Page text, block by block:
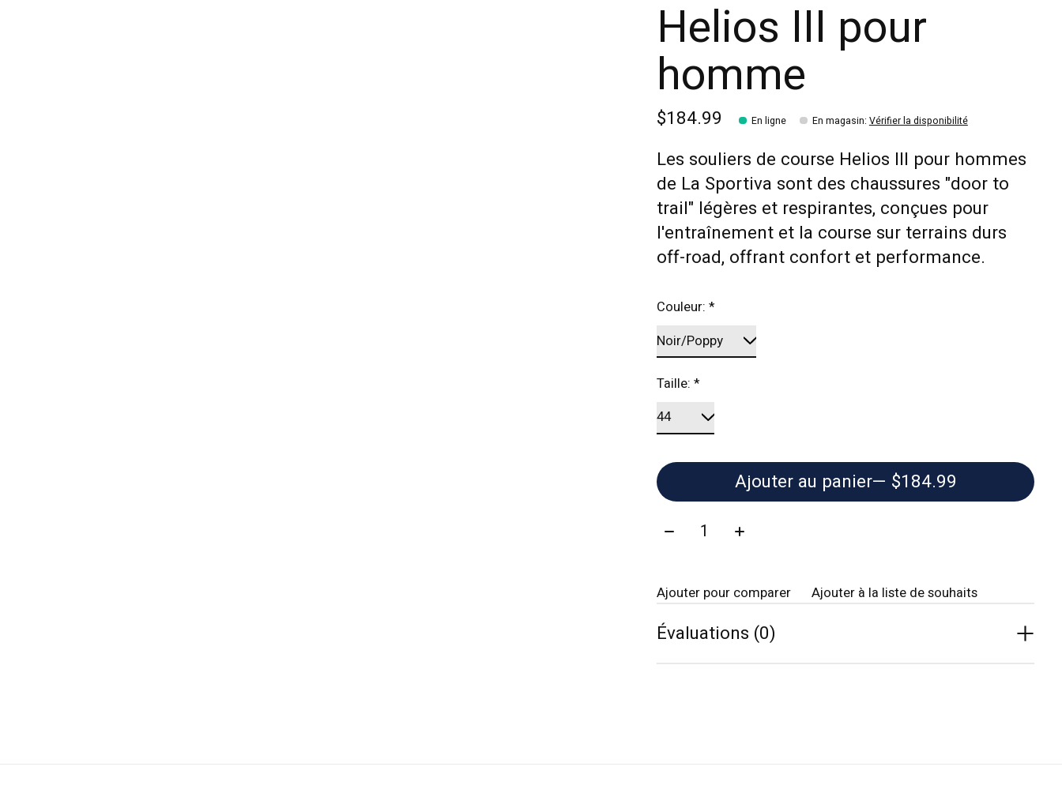
Helios III pour
homme
$184.99 En ligne En magasin: Vérifier la disponibilité
Les souliers de course Helios III pour hommes
de La Sportiva sont des chaussures "door to
trail" légères et respirantes, conçues pour
l'entraînement et la course sur terrains durs
off-road, offrant confort et performance.
Couleur:*
Taille:*
Ajouter au panier
— $184.99
Quantité:
Ajouter pour comparer Ajouter à la liste de souhaits
Évaluations (0)